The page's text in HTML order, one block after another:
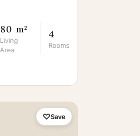
80 m²
Living
Area
4
Rooms
Save